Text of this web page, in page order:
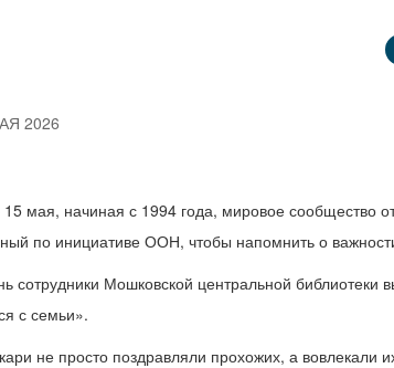
2026
15 мая, начиная с 1994 года, мировое сообщество
по инициативе ООН, чтобы напомнить о
сотрудники Мошковской центральной
с семьи».
не просто поздравляли прохожих, а